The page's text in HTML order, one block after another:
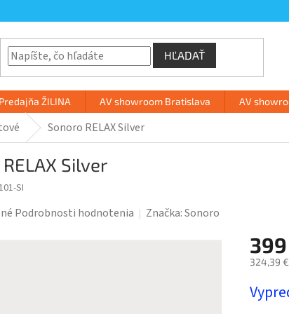
HĽADAŤ
Predajňa ŽILINA AV showroom Bratislava AV
Sonoro RELAX Silver
Silver
SI
Podrobnosti hodnotenia Značka:Sonoro
324,39
cena: